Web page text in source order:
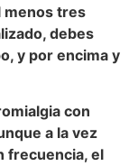
menos tres
debes
y por encima y
con
a la vez
frecuencia, el